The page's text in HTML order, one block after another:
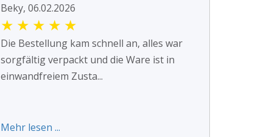
Beky, 06.02.2026
★ ★ ★ ★ ★
Die Bestellung kam schnell an, alles war
sorgfältig verpackt und die Ware ist in
einwandfreiem Zusta...
Mehr lesen ...